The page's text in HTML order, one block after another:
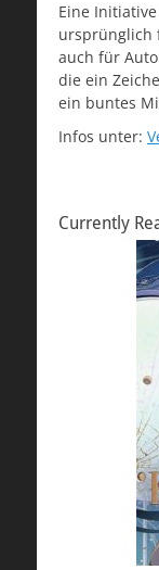
Eine Initiative
ursprünglich
auch für
die ein
ein buntes
Infos unter:
Currently